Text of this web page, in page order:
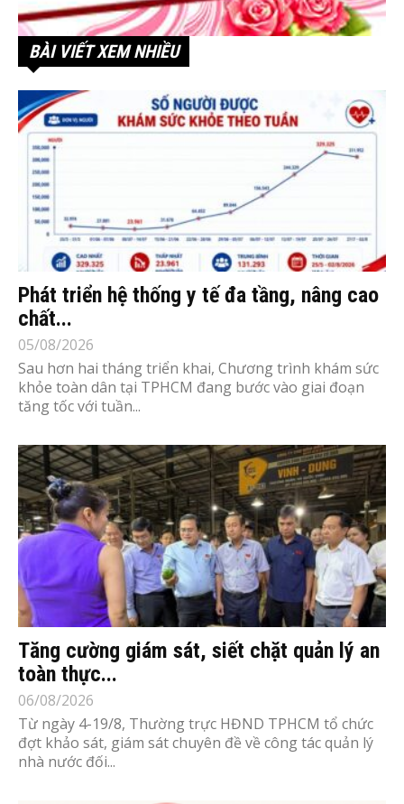
BÀI VIẾT XEM NHIỀU
Phát triển hệ thống y tế đa tầng, nâng cao
chất...
05/08/2026
Sau hơn hai tháng triển khai, Chương trình khám sức
khỏe toàn dân tại TPHCM đang bước vào giai đoạn
tăng tốc với tuần...
Tăng cường giám sát, siết chặt quản lý an
toàn thực...
06/08/2026
Từ ngày 4-19/8, Thường trực HĐND TPHCM tổ chức
đợt khảo sát, giám sát chuyên đề về công tác quản lý
nhà nước đối...